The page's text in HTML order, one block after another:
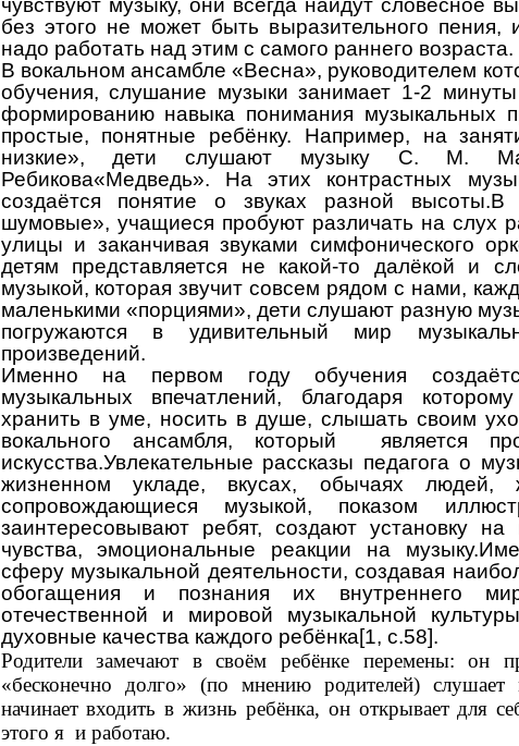
чувствуют музыку, они всегда найдут словесное
без этого не может быть выразительного пения,
надо работать над этим с самого раннего возраста.
В вокальном ансамбле «Весна», руководителем
обучения, слушание музыки занимает 1-2
формированию навыка понимания музыкальных
простые, понятные ребёнку. Например, на
низкие», дети слушают музыку С. М.
Ребикова«Медведь». На этих контрастных
создаётся понятие о звуках разной
шумовые», учащиеся пробуют различать на слух
улицы и заканчивая звуками симфонического
детям представляется не какой-то далёкой и
музыкой, которая звучит совсем рядом с нами,
маленькими «порциями», дети слушают разную
погружаются в удивительный мир
произведений.
Именно на первом году обучения
музыкальных впечатлений, благодаря
хранить в уме, носить в душе, слышать своим
вокального ансамбля, который является
искусства.Увлекательные рассказы педагога о
жизненном укладе, вкусах, обычаях
сопровождающиеся музыкой, показом
заинтересовывают ребят, создают установку на
чувства, эмоциональные реакции на
сферу музыкальной деятельности, создавая
обогащения и познания их внутреннего
отечественной и мировой музыкальной
духовные качества каждого ребёнка[1, с.58].
Родители замечают в своём ребёнке перемены: он
«бесконечно долго» (по мнению родителей)
начинает входить в жизнь ребёнка, он открывает для
этого я и работаю.